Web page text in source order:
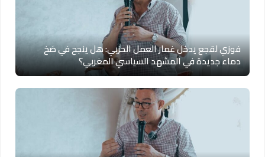
فوزي لقجع يدخل غمار العمل الحزبي: هل ينجح في ضخ
دماء جديدة في المشهد السياسي المغربي؟